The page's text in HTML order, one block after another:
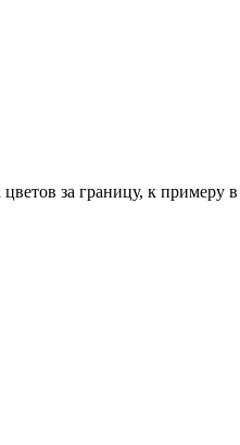
за границу, к примеру